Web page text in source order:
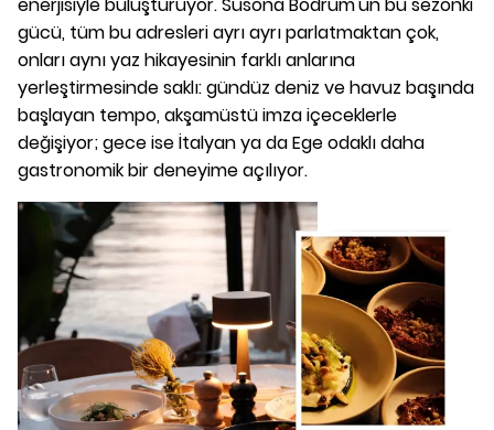
enerjisiyle buluşturuyor. Susona Bodrum'un bu sezonki
gücü, tüm bu adresleri ayrı ayrı parlatmaktan çok,
onları aynı yaz hikayesinin farklı anlarına
yerleştirmesinde saklı: gündüz deniz ve havuz başında
başlayan tempo, akşamüstü imza içeceklerle
değişiyor; gece ise İtalyan ya da Ege odaklı daha
gastronomik bir deneyime açılıyor.